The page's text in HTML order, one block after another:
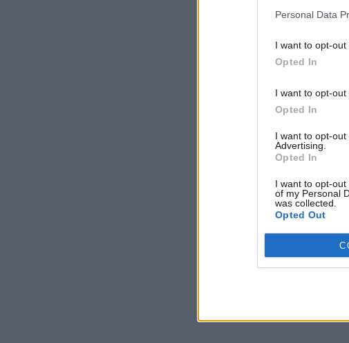
Personal Data
I want to opt-out
Opted In
I want to opt-out
Opted In
I want to opt-
Advertising.
Opted In
I want to opt-
of my Personal
was collected.
Opted Out